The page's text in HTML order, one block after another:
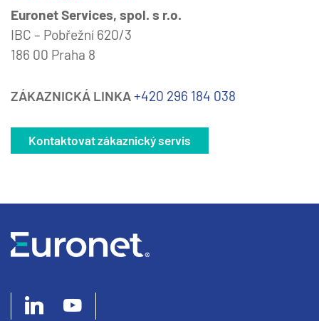
Euronet Services, spol. s r.o.
IBC – Pobřežní 620/3
186 00 Praha 8
ZÁKAZNICKÁ LINKA+420 296 184 038
Kontaktovat zákaznický servis